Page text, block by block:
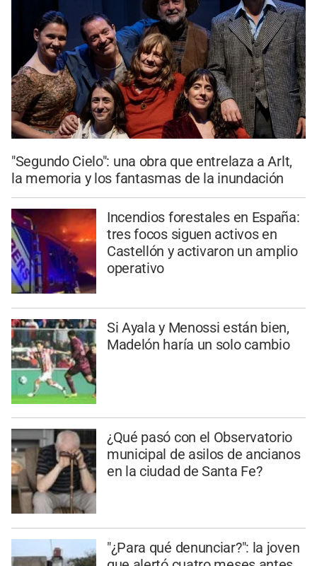
"Segundo Cielo": una obra que entrelaza a Arlt,
la memoria y los fantasmas de la inundación
Incendios forestales en España:
tres focos siguen activos en
Castellón y activaron un amplio
operativo
Si Ayala y Menossi están bien,
Madelón haría un solo cambio
¿Qué pasó con el Observatorio
municipal de asilos de ancianos
en la ciudad de Santa Fe?
"¿Para qué denunciar?": la joven